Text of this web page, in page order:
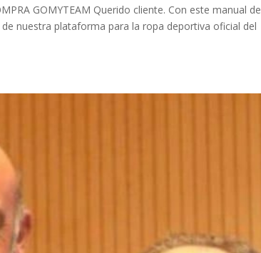
GOMYTEAM Querido cliente. Con este manual de
nuestra plataforma para la ropa deportiva oficial del